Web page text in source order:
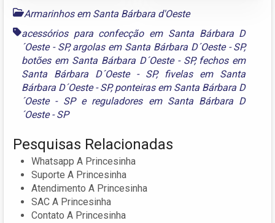
Armarinhos em Santa Bárbara d'Oeste
acessórios para confecção em Santa Bárbara D
´Oeste - SP,argolas em Santa Bárbara D´Oeste - SP,
botões em Santa Bárbara D´Oeste - SP, fechos em
Santa Bárbara D´Oeste - SP, fivelas em Santa
Bárbara D´Oeste - SP,ponteiras em Santa Bárbara D
´Oeste - SPe reguladores em Santa Bárbara D
´Oeste - SP
Pesquisas Relacionadas
Whatsapp A Princesinha
Suporte A Princesinha
Atendimento A Princesinha
SAC A Princesinha
Contato A Princesinha